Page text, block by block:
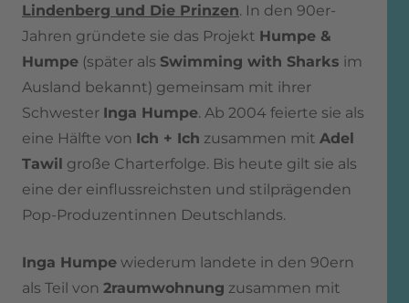
Lindenberg und Die Prinzen. In den 90er-
Jahren gründete sie das Projekt Humpe &
Humpe (später als Swimming with Sharks im
Ausland bekannt) gemeinsam mit ihrer
Schwester Inga Humpe. Ab 2004 feierte sie als
eine Hälfte von Ich + Ich zusammen mit Adel
Tawil große Charterfolge. Bis heute gilt sie als
eine der einflussreichsten und stilprägenden
Pop-Produzentinnen Deutschlands.
Inga Humpe wiederum landete in den 90ern
als Teil von 2raumwohnung zusammen mit